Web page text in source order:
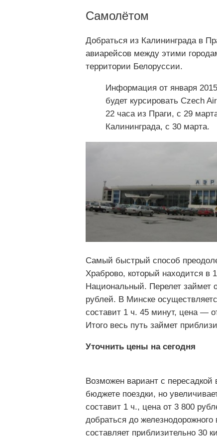
Самолётом
Добраться из Калининграда в
авиарейсов между этими
территории Белоруссии.
Информация от января
будет курсировать Czech
22 часа из Праги, с 29
Калининграда, с 30 марта.
Самый быстрый способ
Храброво, который находится в
Национальный. Перелет займет
рублей. В Минске
составит 1 ч. 45 минут, цена —
Итого весь путь займет
Уточнить цены на сегодня
Возможен вариант с
бюджете поездки, но
составит 1 ч., цена от 3 800
добраться до
составляет приблизительно 30